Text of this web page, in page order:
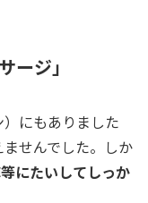
ージ」
にもありました
せんでした。しか
にたいしてしっか